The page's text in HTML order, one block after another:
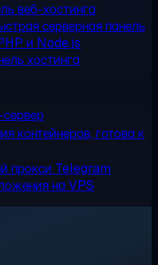
веб-хостинга
серверная панель
и Node.js
хостинга
контейнеров, готова к
прокси Telegram
на VPS